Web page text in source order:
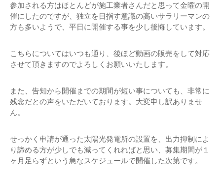
参加される方はほとんどが施工業者さんだと思って金曜の開
催にしたのですが、独立を目指す意識の高いサラリーマンの
方も多いようで、平日に開催する事を少し後悔しています。
こちらについてはいつも通り、後ほど動画の販売をして対応
させて頂きますのでよろしくお願いいたします。
また、告知から開催までの期間が短い事についても、非常に
残念だとの声をいただいております。大変申し訳ありませ
ん。
せっかく申請が通った太陽光発電所の設置を、出力抑制によ
り諦める方が少しでも減ってくれればと思い、募集期間が１
ヶ月足らずという急なスケジュールで開催した次第です。